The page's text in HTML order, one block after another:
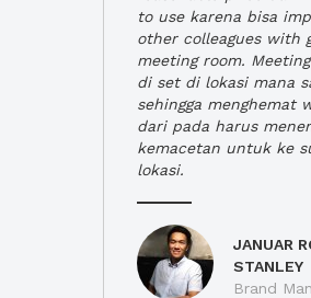
to use karena bisa
other colleagues with
meeting room.
di set di lokasi mana
sehingga menghemat
dari pada harus
kemacetan untuk ke
lokasi.
JANUAR
STANLEY
Brand